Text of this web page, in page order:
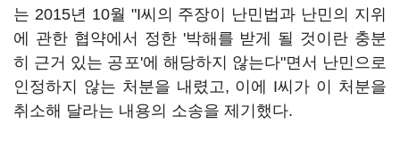
는 2015년 10월 "I씨의 주장이 난민법과 난민의 지위
에 관한 협약에서 정한 '박해를 받게 될 것이란 충분
히 근거 있는 공포'에 해당하지 않는다"면서 난민으로
인정하지 않는 처분을 내렸고, 이에 I씨가 이 처분을
취소해 달라는 내용의 소송을 제기했다.